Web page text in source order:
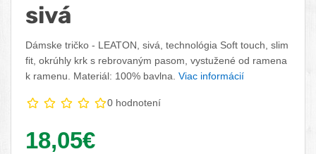
sivá
Dámske tričko - LEATON, sivá, technológia Soft touch, slim
fit, okrúhly krk s rebrovaným pasom, vystužené od ramena
k ramenu. Materiál: 100% bavlna. Viac informácií
0 hodnotení
18,05€